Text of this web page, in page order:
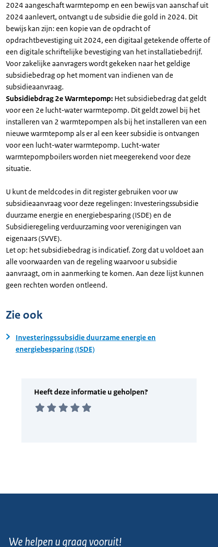
2024 aangeschaft warmtepomp en een bewijs van aanschaf uit
2024 aanlevert, ontvangt u de subsidie die gold in 2024. Dit
bewijs kan zijn: een kopie van de opdracht of
opdrachtbevestiging uit 2024, een digitaal getekende offerte of
een digitale schriftelijke bevestiging van het installatiebedrijf.
Voor zakelijke aanvragers wordt gekeken naar het geldige
subsidiebedrag op het moment van indienen van de
subsidieaanvraag.
Subsidiebdrag 2e Warmtepomp: Het subsidiebedrag dat geldt
voor een 2e lucht-water warmtepomp. Dit geldt zowel bij het
installeren van 2 warmtepompen als bij het installeren van een
nieuwe warmtepomp als er al een keer subsidie is ontvangen
voor een lucht-water warmtepomp. Lucht-water
warmtepompboilers worden niet meegerekend voor deze
situatie.
U kunt de meldcodes in dit register gebruiken voor uw
subsidieaanvraag voor deze regelingen: Investeringssubsidie
duurzame energie en energiebesparing (ISDE) en de
Subsidieregeling verduurzaming voor verenigingen van
eigenaars (SVVE).
Let op: het subsidiebedrag is indicatief. Zorg dat u voldoet aan
alle voorwaarden van de regeling waarvoor u subsidie
aanvraagt, om in aanmerking te komen. Aan deze lijst kunnen
geen rechten worden ontleend.
Zie ook
Investeringssubsidie duurzame energie en
energiebesparing (ISDE)
We helpen u graag vooruit!